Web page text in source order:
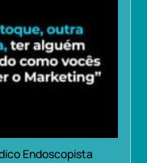
Endoscopista